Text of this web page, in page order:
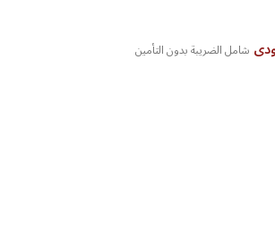
شامل الضريبة بدون التأمين